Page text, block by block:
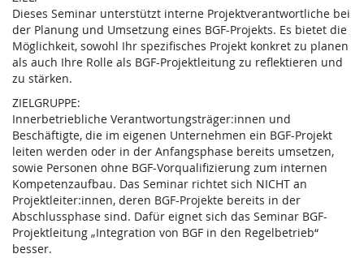
Dieses Seminar unterstützt interne Projektverantwortliche bei
der Planung und Umsetzung eines BGF-Projekts. Es bietet die
Möglichkeit, sowohl Ihr spezifisches Projekt konkret zu planen
als auch Ihre Rolle als BGF-Projektleitung zu reflektieren und
zu stärken.
ZIELGRUPPE:
Innerbetriebliche Verantwortungsträger:innen und
Beschäftigte, die im eigenen Unternehmen ein BGF-Projekt
leiten werden oder in der Anfangsphase bereits umsetzen,
sowie Personen ohne BGF-Vorqualifizierung zum internen
Kompetenzaufbau. Das Seminar richtet sich NICHT an
Projektleiter:innen, deren BGF-Projekte bereits in der
Abschlussphase sind. Dafür eignet sich das Seminar BGF-
Projektleitung „Integration von BGF in den Regelbetrieb“
besser.